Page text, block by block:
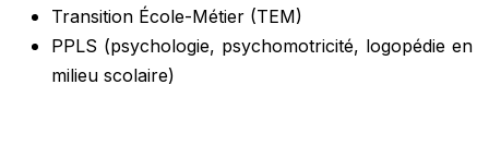
Transition École-Métier (TEM)
PPLS (psychologie, psychomotricité, logopédie en
milieu scolaire)